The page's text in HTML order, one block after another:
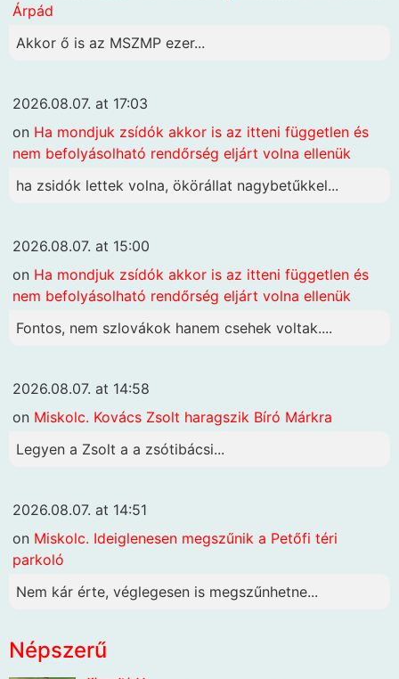
Árpád
Akkor ő is az MSZMP ezer...
2026.08.07. at 17:03
on Ha mondjuk zsídók akkor is az itteni független és
nem befolyásolható rendőrség eljárt volna ellenük
ha zsidók lettek volna, ökörállat nagybetűkkel...
2026.08.07. at 15:00
on Ha mondjuk zsídók akkor is az itteni független és
nem befolyásolható rendőrség eljárt volna ellenük
Fontos, nem szlovákok hanem csehek voltak....
2026.08.07. at 14:58
on Miskolc. Kovács Zsolt haragszik Bíró Márkra
Legyen a Zsolt a a zsótibácsi...
2026.08.07. at 14:51
on Miskolc. Ideiglenesen megszűnik a Petőfi téri
parkoló
Nem kár érte, véglegesen is megszűnhetne...
Népszerű